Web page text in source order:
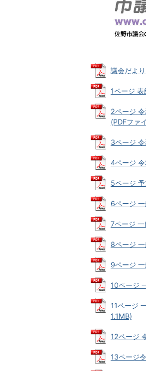
議会だよ
1ページ
2ページ
(PDFファ
3ページ
4ページ
5ページ
6ページ
7ページ
8ページ
9ページ
10ページ
11ページ
1.1MB)
12ページ
13ページ